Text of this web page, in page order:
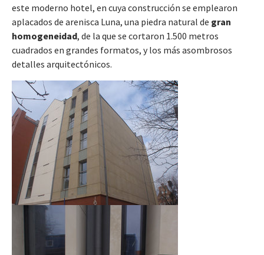
este moderno hotel, en cuya construcción se emplearon
aplacados de arenisca Luna, una piedra natural de gran
homogeneidad, de la que se cortaron 1.500 metros
cuadrados en grandes formatos, y los más asombrosos
detalles arquitectónicos.